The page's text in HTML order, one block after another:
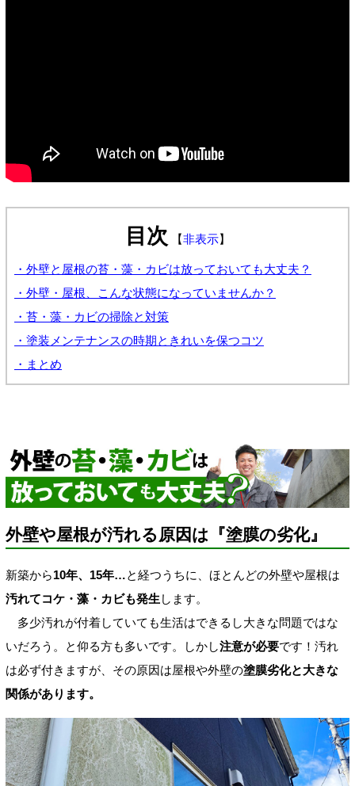
目次 【非表示】
・外壁と屋根の苔・藻・カビは放っておいても大丈夫？
・外壁・屋根、こんな状態になっていませんか？
・苔・藻・カビの掃除と対策
・塗装メンテナンスの時期ときれいを保つコツ
・まとめ
外壁や屋根が汚れる原因は『塗膜の劣化』
新築から10年、15年…と経つうちに、ほとんどの外壁や屋根は
汚れてコケ・藻・カビも発生 します。
多少汚れが付着していても生活はできるし大きな問題ではな
いだろう。と仰る方も多いです。しかし注意が必要です！汚れ
は必ず付きますが、その原因は屋根や外壁の塗膜劣化と大きな
関係があります。